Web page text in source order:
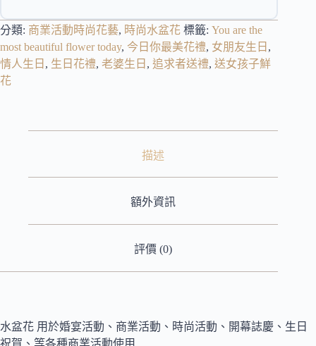
分類: 商業活動時尚花藝, 時尚水盆花 標籤: You are the
most beautiful flower today, 今日你最美花禮, 女朋友生日 ,
情人生日 , 生日花禮, 老婆生日 , 追求者送禮, 送女孩子鮮
花
描述
額外資訊
評價 (0)
水盆花 用於婚宴活動、商業活動、時尚活動、開幕誌慶、生日
祝賀、等各種商業活動使用